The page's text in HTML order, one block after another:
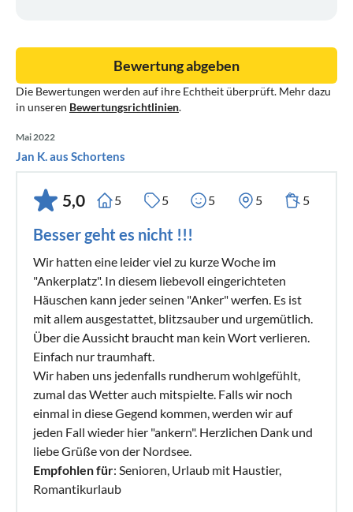
Die Bewertungen werden auf ihre Echtheit überprüft. Mehr dazu
in unseren Bewertungsrichtlinien.
Bewertung abgeben
Mai 2022
Jan K. aus Schortens
5,0 5 5 5 5 5
Besser geht es nicht !!!
Wir hatten eine leider viel zu kurze Woche im
"Ankerplatz". In diesem liebevoll eingerichteten
Häuschen kann jeder seinen "Anker" werfen. Es ist
mit allem ausgestattet, blitzsauber und urgemütlich.
Über die Aussicht braucht man kein Wort verlieren.
Einfach nur traumhaft.
Wir haben uns jedenfalls rundherum wohlgefühlt,
zumal das Wetter auch mitspielte. Falls wir noch
einmal in diese Gegend kommen, werden wir auf
jeden Fall wieder hier "ankern". Herzlichen Dank und
liebe Grüße von der Nordsee.
Empfohlen für: Senioren, Urlaub mit Haustier,
Romantikurlaub